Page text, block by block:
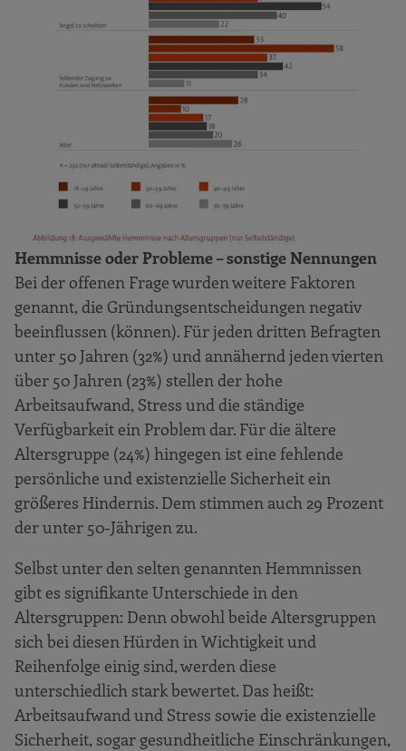
Hemmnisse oder Probleme – sonstige Nennungen
Bei der offenen Frage wurden weitere Faktoren
genannt, die Gründungsentscheidungen negativ
beeinflussen (können). Für jeden dritten Befragten
unter 50 Jahren (32%) und annähernd jeden vierten
über 50 Jahren (23%) stellen der hohe
Arbeitsaufwand, Stress und die ständige
Verfügbarkeit ein Problem dar. Für die ältere
Altersgruppe (24%) hingegen ist eine fehlende
persönliche und existenzielle Sicherheit ein
größeres Hindernis. Dem stimmen auch 29 Prozent
der unter 50-Jährigen zu.
Selbst unter den selten genannten Hemmnissen
gibt es signifikante Unterschiede in den
Altersgruppen: Denn obwohl beide Altersgruppen
sich bei diesen Hürden in Wichtigkeit und
Reihenfolge einig sind, werden diese
unterschiedlich stark bewertet. Das heißt:
Arbeitsaufwand und Stress sowie die existenzielle
Sicherheit, sogar gesundheitliche Einschränkungen,